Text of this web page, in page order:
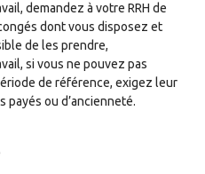
demandez à votre RRH de
dont vous disposez et
de les prendre,
si vous ne pouvez pas
de référence, exigez leur
payés ou d’ancienneté.